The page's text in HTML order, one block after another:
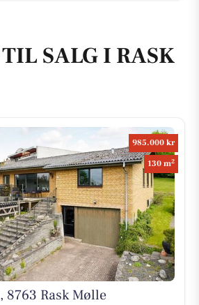
SALG I RASK
985.000 kr
130 m2
8763 Rask Mølle